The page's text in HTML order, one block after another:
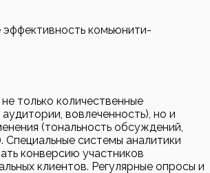
эффективность комьюнити-
только количественные
вовлеченность), но и
(тональность обсуждений,
Специальные системы аналитики
конверсию участников
клиентов. Регулярные опросы и